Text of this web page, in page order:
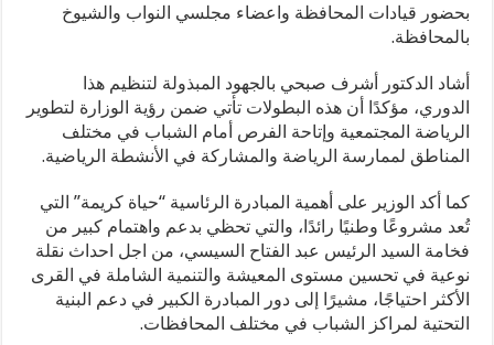
بحضور قيادات المحافظة واعضاء مجلسي النواب والشيوخ
بالمحافظة.
أشاد الدكتور أشرف صبحي بالجهود المبذولة لتنظيم هذا
الدوري، مؤكدًا أن هذه البطولات تأتي ضمن رؤية الوزارة لتطوير
الرياضة المجتمعية وإتاحة الفرص أمام الشباب في مختلف
المناطق لممارسة الرياضة والمشاركة في الأنشطة الرياضية.
كما أكد الوزير على أهمية المبادرة الرئاسية “حياة كريمة” التي
تُعد مشروعًا وطنيًا رائدًا، والتي تحظي بدعم واهتمام كبير من
فخامة السيد الرئيس عبد الفتاح السيسي، من اجل احداث نقلة
نوعية في تحسين مستوى المعيشة والتنمية الشاملة في القرى
الأكثر احتياجًا، مشيرًا إلى دور المبادرة الكبير في دعم البنية
التحتية لمراكز الشباب في مختلف المحافظات.